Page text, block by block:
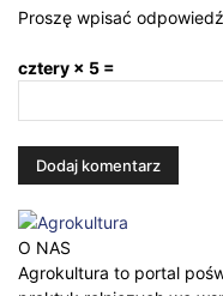
Proszę wpisać
cztery × 5 =
O NAS
Agrokultura to portal